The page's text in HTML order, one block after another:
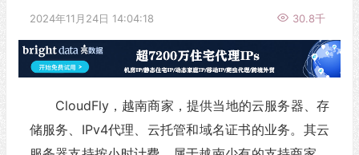
2024年11月24日 14:04:18 30.8千
CloudFly，越南商家，提供当地的云服务器、存
储服务、IPv4代理、云托管和域名证书的业务。其云